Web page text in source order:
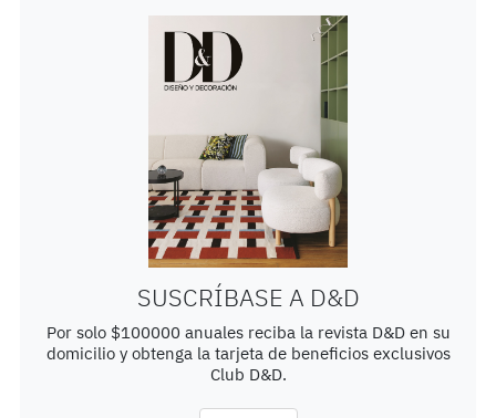
SUSCRÍBASE A D&D
Por solo $100000 anuales reciba la revista D&D en su
domicilio y obtenga la tarjeta de beneficios exclusivos
Club D&D.